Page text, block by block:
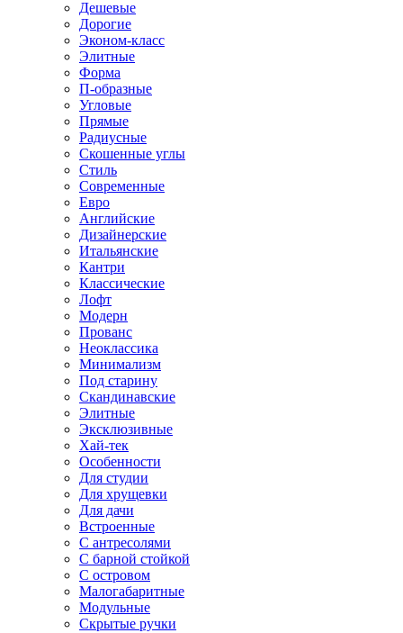
Дешевые
Дорогие
Эконом-класс
Элитные
Форма
П-образные
Угловые
Прямые
Радиусные
Скошенные углы
Стиль
Современные
Евро
Английские
Дизайнерские
Итальянские
Кантри
Классические
Лофт
Модерн
Прованс
Неоклассика
Минимализм
Под старину
Скандинавские
Элитные
Эксклюзивные
Хай-тек
Особенности
Для студии
Для хрущевки
Для дачи
Встроенные
С антресолями
С барной стойкой
С островом
Малогабаритные
Модульные
Скрытые ручки